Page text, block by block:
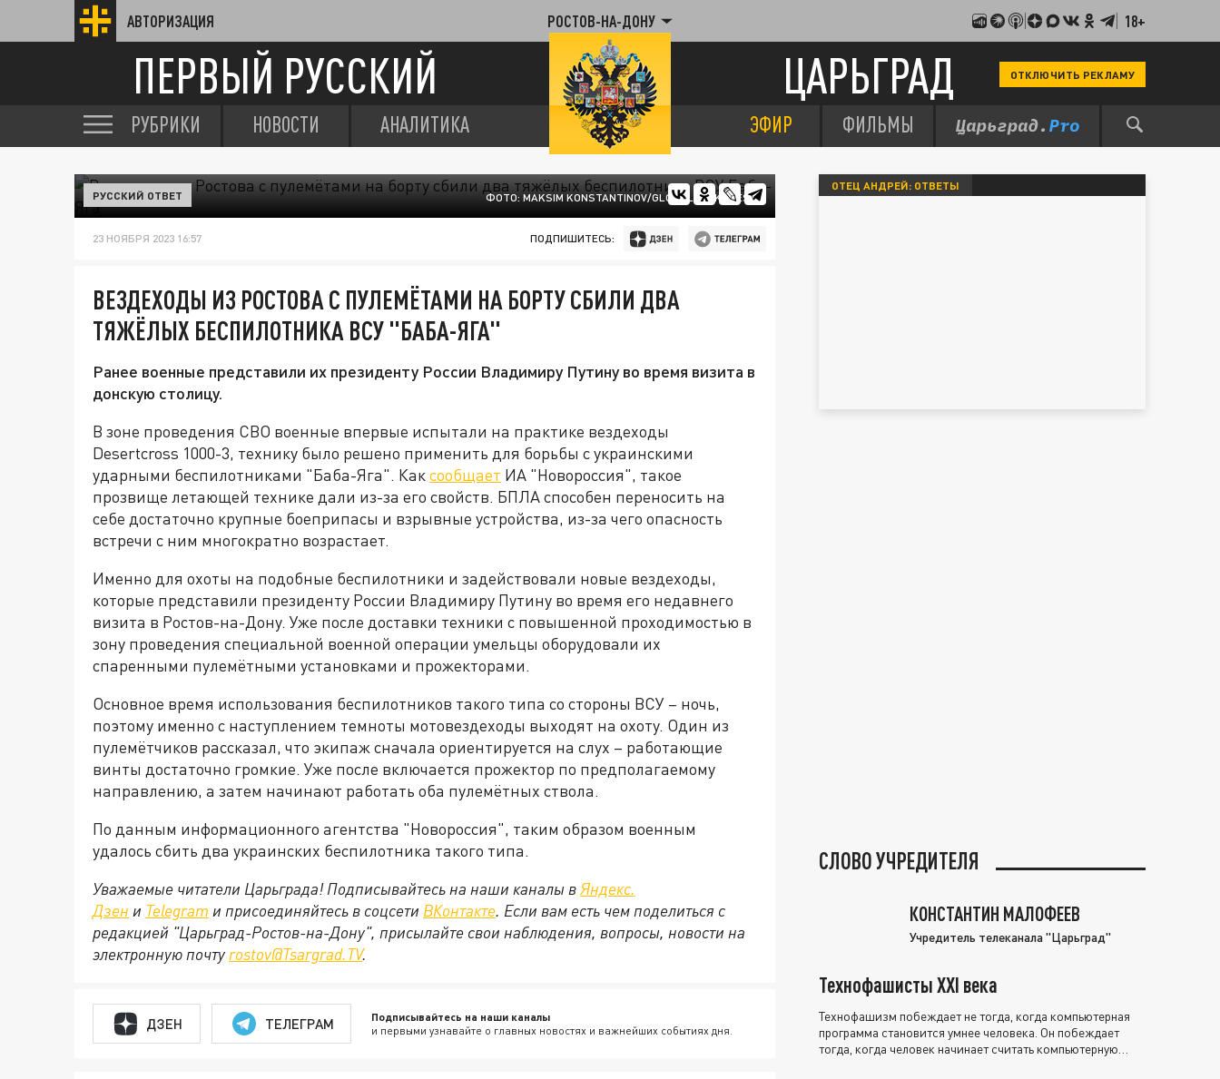
АВТОРИЗАЦИЯ РОСТОВ-НА-ДОНУ 18+
ПЕРВЫЙ РУССКИЙ ЦАРЬГРАД ОТКЛЮЧИТЬ РЕКЛАМУ
РУБРИКИ НОВОСТИ АНАЛИТИКА ЭФИР ФИЛЬМЫ
ФОТО: MAKSIM KONSTANTINOV/GLOBALLOOKPRESS
РУССКИЙ ОТВЕТ
23 НОЯБРЯ 2023 16:57 ПОДПИШИТЕСЬ:
ВЕЗДЕХОДЫ ИЗ РОСТОВА С ПУЛЕМЁТАМИ НА БОРТУ СБИЛИ ДВА
ТЯЖЁЛЫХ БЕСПИЛОТНИКА ВСУ "БАБА-ЯГА"
Ранее военные представили их президенту России Владимиру Путину во время визита в
донскую столицу.
В зоне проведения СВО военные впервые испытали на практике вездеходы
Desertcross 1000-3, технику было решено применить для борьбы с украинскими
ударными беспилотниками "Баба-Яга". Каксообщает ИА "Новороссия", такое
прозвище летающей технике дали из-за его свойств. БПЛА способен переносить на
себе достаточно крупные боеприпасы и взрывные устройства, из-за чего опасность
встречи с ним многократно возрастает.
Именно для охоты на подобные беспилотники и задействовали новые вездеходы,
которые представили президенту России Владимиру Путину во время его недавнего
визита в Ростов-на-Дону. Уже после доставки техники с повышенной проходимостью в
зону проведения специальной военной операции умельцы оборудовали их
спаренными пулемётными установками и прожекторами.
Основное время использования беспилотников такого типа со стороны ВСУ – ночь,
поэтому именно с наступлением темноты мотовездеходы выходят на охоту. Один из
пулемётчиков рассказал, что экипаж сначала ориентируется на слух – работающие
винты достаточно громкие. Уже после включается прожектор по предполагаемому
направлению, а затем начинают работать оба пулемётных ствола.
По данным информационного агентства "Новороссия", таким образом военным
удалось сбить два украинских беспилотника такого типа.
Уважаемые читатели Царьграда! Подписывайтесь на наши каналы вЯндекс.
Дзен и Telegram и присоединяйтесь в соцсети ВКонтакте. Если вам есть чем поделиться с
редакцией "Царьград-Ростов-на-Дону", присылайте свои наблюдения, вопросы, новости на
электронную почту rostov@Tsargrad.ТV.
ДЗЕН ТЕЛЕГРАМ Подписывайтесь на наши каналы
и первыми узнавайте о главных новостях и важнейших событиях дня.
ОТЕЦ АНДРЕЙ: ОТВЕТЫ
СЛОВО УЧРЕДИТЕЛЯ
КОНСТАНТИН МАЛОФЕЕВ
Учредитель телеканала "Царьград"
Технофашисты XXI века
Технофашизм побеждает не тогда, когда компьютерная
программа становится умнее человека. Он побеждает
тогда, когда человек начинает считать компьютерную